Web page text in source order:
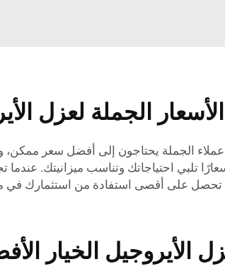
الجملة لعزل
تحصل على أقصى استفادة من استثمارك في
الأيروجيل الخيار